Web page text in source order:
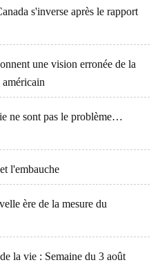
s'inverse après le rapport
une vision erronée de la
ne sont pas le problème…
l'embauche
ère de la mesure du
la vie : Semaine du 3 août